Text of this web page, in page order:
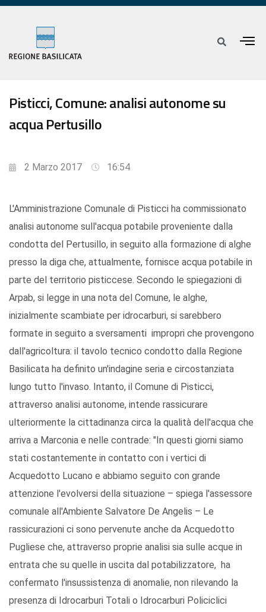
Pisticci, Comune: analisi autonome su
acqua Pertusillo
2 Marzo 2017 16:54
L'Amministrazione Comunale di Pisticci ha commissionato
analisi autonome sull'acqua potabile proveniente dalla
condotta del Pertusillo, in seguito alla formazione di alghe
presso la diga che, attualmente, fornisce acqua potabile in
parte del territorio pisticcese. Secondo le spiegazioni di
Arpab, si legge in una nota del Comune, le alghe,
inizialmente scambiate per idrocarburi, si sarebbero
formate in seguito a sversamenti impropri che provengono
dall'agricoltura: il tavolo tecnico condotto dalla Regione
Basilicata ha definito un'indagine seria e circostanziata
lungo tutto l'invaso. Intanto, il Comune di Pisticci,
attraverso analisi autonome, intende rassicurare
ulteriormente la cittadinanza circa la qualità dell'acqua che
arriva a Marconia e nelle contrade: "In questi giorni siamo
stati costantemente in contatto con i vertici di
Acquedotto Lucano e abbiamo seguito con grande
attenzione l'evolversi della situazione – spiega l'assessore
comunale all'Ambiente Salvatore De Angelis – Le
rassicurazioni ci sono pervenute anche da Acquedotto
Pugliese che, attraverso proprie analisi sia sulle acque in
entrata che su quelle in uscita dal potabilizzatore, ha
confermato l'insussistenza di anomalie, non rilevando la
presenza di Idrocarburi Totali o Idrocarburi Policiclici